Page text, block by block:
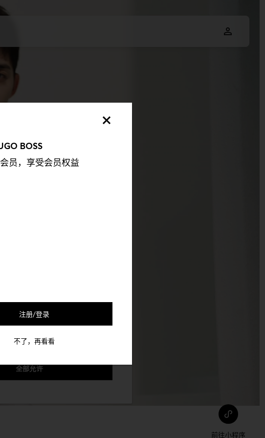
信息保持透明，以便您可以更好地
以下合作伙伴来更好地改善您的整
联系起来，并更好的定制与你符合
全部允许
BOSS
员，享受会员权益
注册/登录
不了，再看看
前往小程序